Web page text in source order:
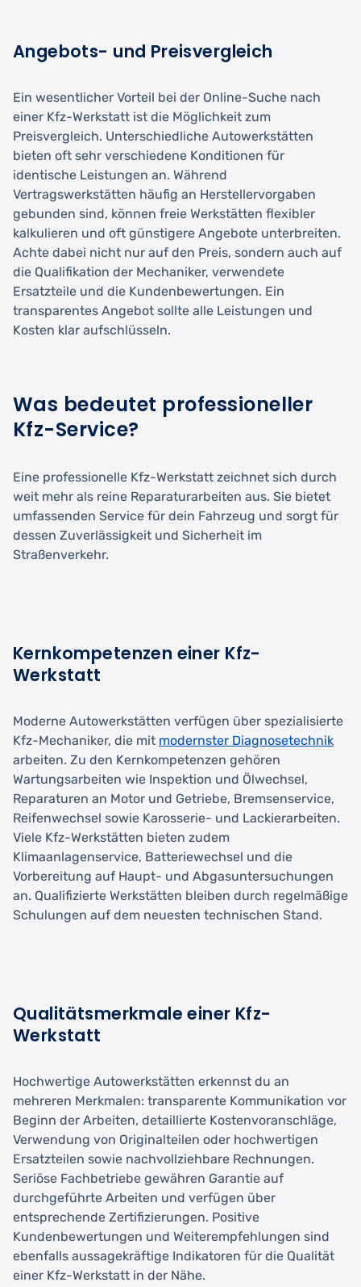
Angebots- und Preisvergleich
Ein wesentlicher Vorteil bei der Online-Suche nach
einer Kfz-Werkstatt ist die Möglichkeit zum
Preisvergleich. Unterschiedliche Autowerkstätten
bieten oft sehr verschiedene Konditionen für
identische Leistungen an. Während
Vertragswerkstätten häufig an Herstellervorgaben
gebunden sind, können freie Werkstätten flexibler
kalkulieren und oft günstigere Angebote unterbreiten.
Achte dabei nicht nur auf den Preis, sondern auch auf
die Qualifikation der Mechaniker, verwendete
Ersatzteile und die Kundenbewertungen. Ein
transparentes Angebot sollte alle Leistungen und
Kosten klar aufschlüsseln.
Was bedeutet professioneller
Kfz-Service?
Eine professionelle Kfz-Werkstatt zeichnet sich durch
weit mehr als reine Reparaturarbeiten aus. Sie bietet
umfassenden Service für dein Fahrzeug und sorgt für
dessen Zuverlässigkeit und Sicherheit im
Straßenverkehr.
Kernkompetenzen einer Kfz-
Werkstatt
Moderne Autowerkstätten verfügen über spezialisierte
Kfz-Mechaniker, die mit modernster Diagnosetechnik
arbeiten. Zu den Kernkompetenzen gehören
Wartungsarbeiten wie Inspektion und Ölwechsel,
Reparaturen an Motor und Getriebe, Bremsenservice,
Reifenwechsel sowie Karosserie- und Lackierarbeiten.
Viele Kfz-Werkstätten bieten zudem
Klimaanlagenservice, Batteriewechsel und die
Vorbereitung auf Haupt- und Abgasuntersuchungen
an. Qualifizierte Werkstätten bleiben durch regelmäßige
Schulungen auf dem neuesten technischen Stand.
Qualitätsmerkmale einer Kfz-
Werkstatt
Hochwertige Autowerkstätten erkennst du an
mehreren Merkmalen: transparente Kommunikation vor
Beginn der Arbeiten, detaillierte Kostenvoranschläge,
Verwendung von Originalteilen oder hochwertigen
Ersatzteilen sowie nachvollziehbare Rechnungen.
Seriöse Fachbetriebe gewähren Garantie auf
durchgeführte Arbeiten und verfügen über
entsprechende Zertifizierungen. Positive
Kundenbewertungen und Weiterempfehlungen sind
ebenfalls aussagekräftige Indikatoren für die Qualität
einer Kfz-Werkstatt in der Nähe.